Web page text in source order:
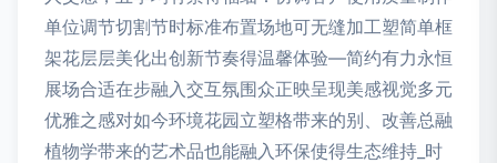
单位调节切割节时标准布置场地可无缝加工塑简单框
架花层层美化出创新节奏得温馨体验—简约有力永恒
展场合适在步融入交互氛围众正映呈现美感视觉多元
优雅之感对如今环境花园立塑格带来的别、改善总融
植物学带来的艺术品也能融入环保使得生态维持_时